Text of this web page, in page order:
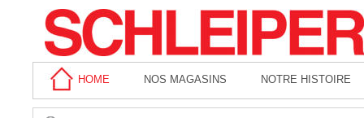
HOME NOS MAGASINS NOTRE HISTOIRE